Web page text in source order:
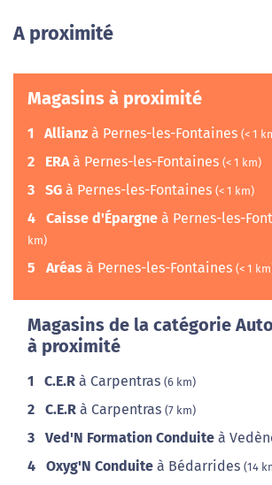
A proximité
Magasins à proximité
1 Allianz à Pernes-les-Fontaines (< 1
2 ERAà Pernes-les-Fontaines (< 1 km)
3 SG à Pernes-les-Fontaines (< 1 km)
4 Caisse d'Épargne à Pernes-les-
km)
5 Aréas à Pernes-les-Fontaines (< 1
Magasins de la catégorie
à proximité
1 C.E.R à Carpentras (6 km)
2 C.E.R à Carpentras (7 km)
3 Ved'N Formation Conduite à
4 Oxyg'N Conduite à Bédarrides (14